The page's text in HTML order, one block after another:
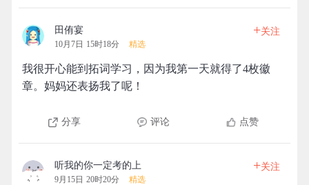
田侑宴
10月7日 15时18分 精选
+关注
我很开心能到拓词学习，因为我第一天就得了4枚徽
章。妈妈还表扬我了呢！
分享 评论 点赞
听我的你一定考的上
9月15日 20时20分 精选
+关注